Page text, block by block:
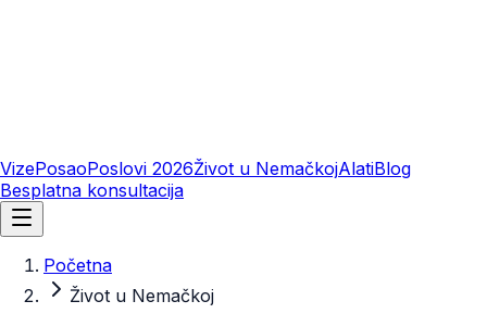
VizePosaoPoslovi 2026Život u NemačkojAlatiBlog
Besplatna konsultacija
Početna
Život u Nemačkoj